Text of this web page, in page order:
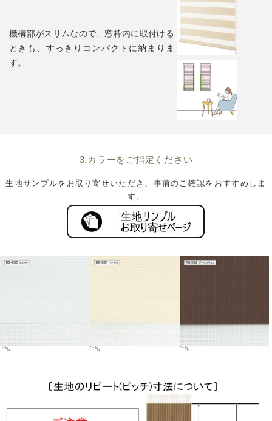
機構部がスリムなので、窓枠内に取付ける
ときも、すっきりコンパクトに納まりま
す。
3.カラーをご指定ください
生地サンプルをお取り寄せいただき、事前のご確認をおすすめしま
す。